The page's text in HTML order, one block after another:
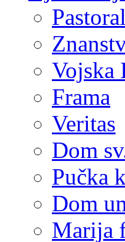
Pastoral
Vojska
Frama
Veritas
Dom
Pučka
Dom
Marija